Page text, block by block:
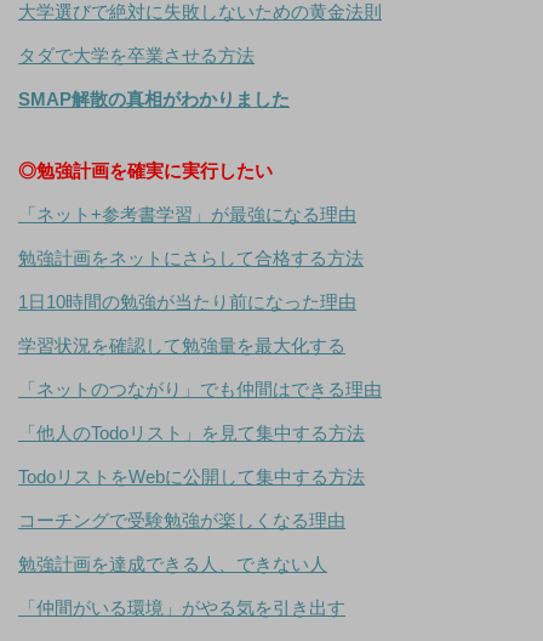
大学選びで絶対に失敗しないための黄金法則
タダで大学を卒業させる方法
SMAP解散の真相がわかりました
◎勉強計画を確実に実行したい
「ネット+参考書学習」が最強になる理由
勉強計画をネットにさらして合格する方法
1日10時間の勉強が当たり前になった理由
学習状況を確認して勉強量を最大化する
「ネットのつながり」でも仲間はできる理由
「他人のTodoリスト」を見て集中する方法
TodoリストをWebに公開して集中する方法
コーチングで受験勉強が楽しくなる理由
勉強計画を達成できる人、できない人
「仲間がいる環境」がやる気を引き出す